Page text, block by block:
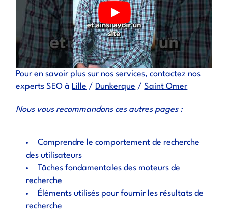
Pour en savoir plus sur nos services, contactez nos
experts SEO à Lille / Dunkerque /Saint Omer
Nous vous recommandons ces autres pages :
Comprendre le comportement de recherche
des utilisateurs
Tâches fondamentales des moteurs de
recherche
Éléments utilisés pour fournir les résultats de
recherche